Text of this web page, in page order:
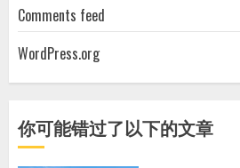
Comments feed
WordPress.org
你可能错过了以下的文章